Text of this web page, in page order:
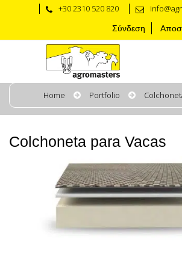
+30 2310 520 820
Σύνδεση
Home Portfolio
Colchoneta para Vacas